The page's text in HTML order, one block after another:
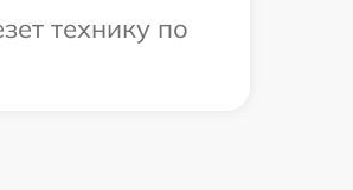
технику по